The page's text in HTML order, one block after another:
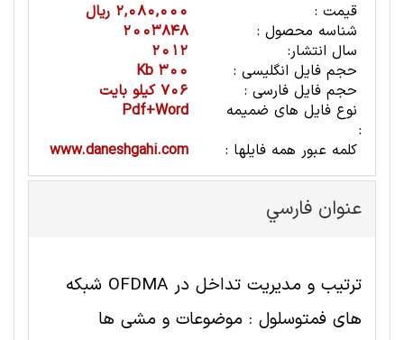
قیمت :
2,080,000 ریال
شناسه محصول :
2003848
سال انتشار:
2012
حجم فایل انگلیسی :
300 Kb
حجم فایل فارسی :
706 کیلو بایت
نوع فایل های ضمیمه
:
Pdf+Word
کلمه عبور همه فایلها :
www.daneshgahi.com
عنوان فارسي
ترتیب و مدیریت تداخل در OFDMA شبکه
های فمتوسلول : موضوعات و مشی ها